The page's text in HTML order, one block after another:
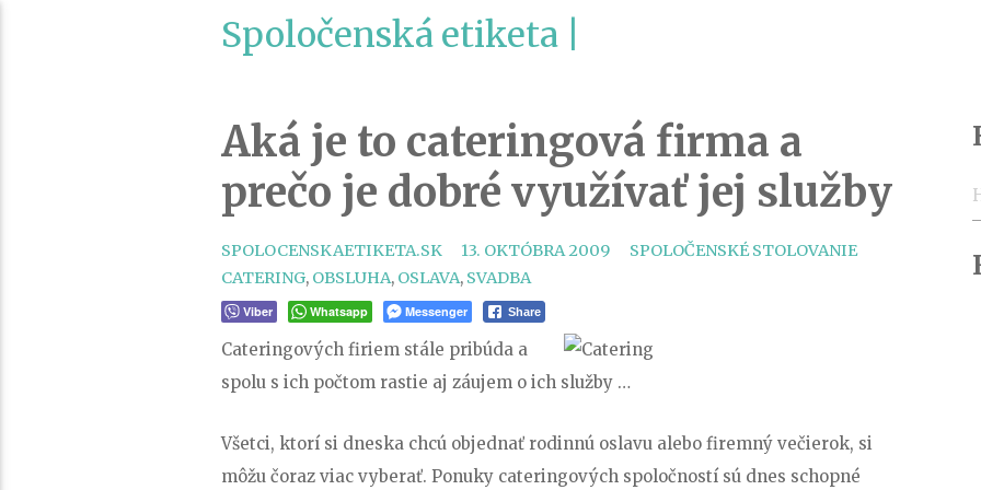
Spoločenská etiketa |
Aká je to cateringová firma a
prečo je dobré využívať jej služby
SPOLOCENSKAETIKETA.SK 13. OKTÓBRA 2009 CATEGORIES
SPOLOČENSKÉ STOLOVANIE
CATERING, OBSLUHA, OSLAVA, SVADBA
Viber Whatsapp Messenger Share
Cateringových firiem stále pribúda a
spolu s ich počtom rastie aj záujem o ich služby …
Všetci, ktorí si dneska chcú objednať rodinnú oslavu alebo firemný večierok, si
môžu čoraz viac vyberať. Ponuky cateringových spoločností sú dnes schopné